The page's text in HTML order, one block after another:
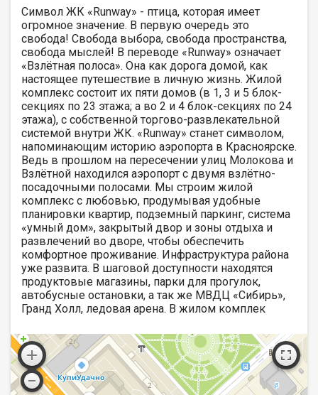
Символ ЖК «Runway» - птица, которая имеет
огромное значение. В первую очередь это
свобода! Свобода выбора, свобода пространства,
свобода мыслей! В переводе «Runway» означает
«Взлётная полоса». Она как дорога домой, как
настоящее путешествие в личную жизнь. Жилой
комплекс состоит их пяти домов (в 1, 3 и 5 блок-
секциях по 23 этажа; а во 2 и 4 блок-секциях по 24
этажа), с собственной торгово-развлекательной
системой внутри ЖК. «Runway» станет символом,
напоминающим историю аэропорта в Красноярске.
Ведь в прошлом на пересечении улиц Молокова и
Взлётной находился аэропорт с двумя взлётно-
посадочными полосами. Мы строим жилой
комплекс с любовью, продумывая удобные
планировки квартир, подземный паркинг, система
«умный дом», закрытый двор и зоны отдыха и
развлечений во дворе, чтобы обеспечить
комфортное проживание. Инфраструктура района
уже развита. В шаговой доступности находятся
продуктовые магазины, парки для прогулок,
автобусные остановки, а так же МВДЦ «Сибирь»,
Гранд Холл, ледовая арена. В жилом комплек